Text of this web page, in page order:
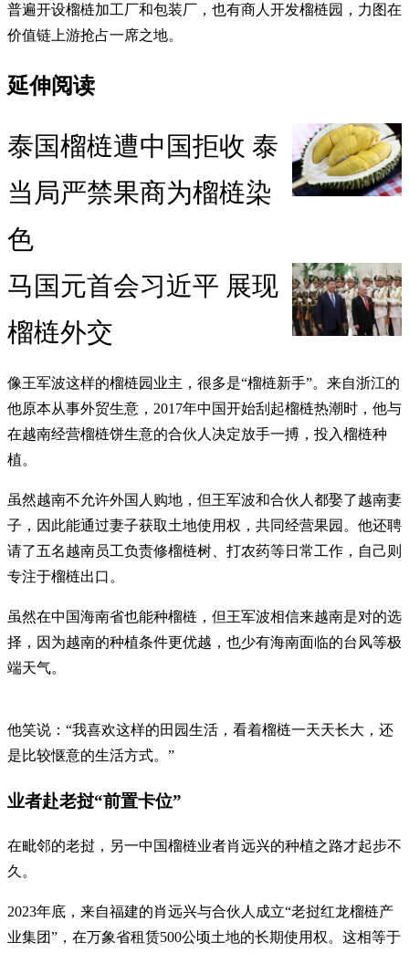
普遍开设榴梿加工厂和包装厂，也有商人开发榴梿园，力图在
价值链上游抢占一席之地。
延伸阅读
泰国榴梿遭中国拒收 泰
当局严禁果商为榴梿染
色
马国元首会习近平 展现
榴梿外交
像王军波这样的榴梿园业主，很多是“榴梿新手”。来自浙江的
他原本从事外贸生意，2017年中国开始刮起榴梿热潮时，他与
在越南经营榴梿饼生意的合伙人决定放手一搏，投入榴梿种
植。
虽然越南不允许外国人购地，但王军波和合伙人都娶了越南妻
子，因此能通过妻子获取土地使用权，共同经营果园。他还聘
请了五名越南员工负责修榴梿树、打农药等日常工作，自己则
专注于榴梿出口。
虽然在中国海南省也能种榴梿，但王军波相信来越南是对的选
择，因为越南的种植条件更优越，也少有海南面临的台风等极
端天气。
他笑说：“我喜欢这样的田园生活，看着榴梿一天天长大，还
是比较惬意的生活方式。”
业者赴老挝“前置卡位”
在毗邻的老挝，另一中国榴梿业者肖远兴的种植之路才起步不
久。
2023年底，来自福建的肖远兴与合伙人成立“老挝红龙榴梿产
业集团”，在万象省租赁500公顷土地的长期使用权。这相等于